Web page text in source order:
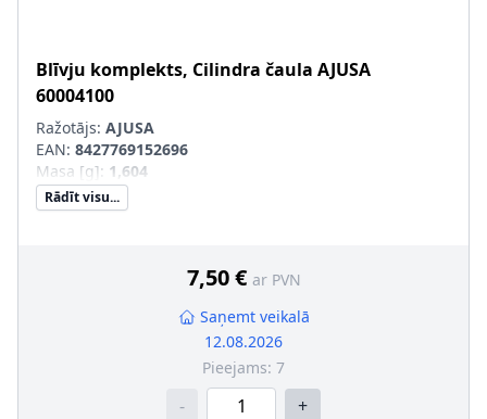
Blīvju komplekts, Cilindra čaula AJUSA
60004100
Ražotājs: AJUSA
EAN: 8427769152696
Masa [g]: 1,604
Rādīt visu...
7,50 € ar PVN
Saņemt veikalā
12.08.2026
Pieejams: 7
- +